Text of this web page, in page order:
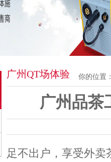
你的位置
广州QT场体验
广州品茶
足不出户，享受外卖